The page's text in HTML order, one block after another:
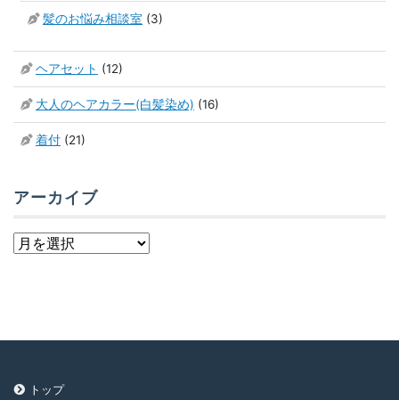
髪のお悩み相談室 (3)
ヘアセット (12)
大人のヘアカラー(白髪染め) (16)
着付 (21)
アーカイブ
ア
トップ